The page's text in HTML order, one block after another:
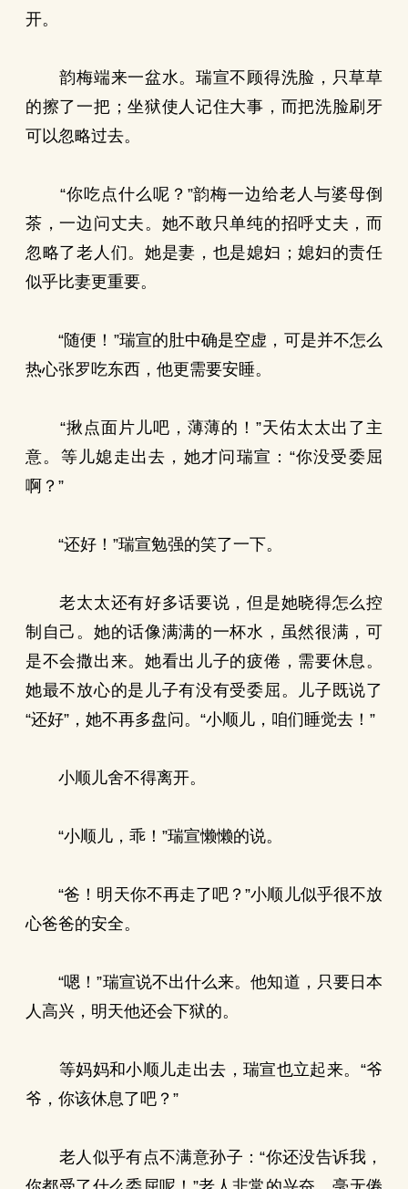
开。
韵梅端来一盆水。瑞宣不顾得洗脸，只草草
的擦了一把；坐狱使人记住大事，而把洗脸刷牙
可以忽略过去。
“你吃点什么呢？”韵梅一边给老人与婆母倒
茶，一边问丈夫。她不敢只单纯的招呼丈夫，而
忽略了老人们。她是妻，也是媳妇；媳妇的责任
似乎比妻更重要。
“随便！”瑞宣的肚中确是空虚，可是并不怎么
热心张罗吃东西，他更需要安睡。
“揪点面片儿吧，薄薄的！”天佑太太出了主
意。等儿媳走出去，她才问瑞宣：“你没受委屈
啊？”
“还好！”瑞宣勉强的笑了一下。
老太太还有好多话要说，但是她晓得怎么控
制自己。她的话像满满的一杯水，虽然很满，可
是不会撒出来。她看出儿子的疲倦，需要休息。
她最不放心的是儿子有没有受委屈。儿子既说了
“还好”，她不再多盘问。“小顺儿，咱们睡觉去！”
小顺儿舍不得离开。
“小顺儿，乖！”瑞宣懒懒的说。
“爸！明天你不再走了吧？”小顺儿似乎很不放
心爸爸的安全。
“嗯！”瑞宣说不出什么来。他知道，只要日本
人高兴，明天他还会下狱的。
等妈妈和小顺儿走出去，瑞宣也立起来。“爷
爷，你该休息了吧？”
老人似乎有点不满意孙子：“你还没告诉我，